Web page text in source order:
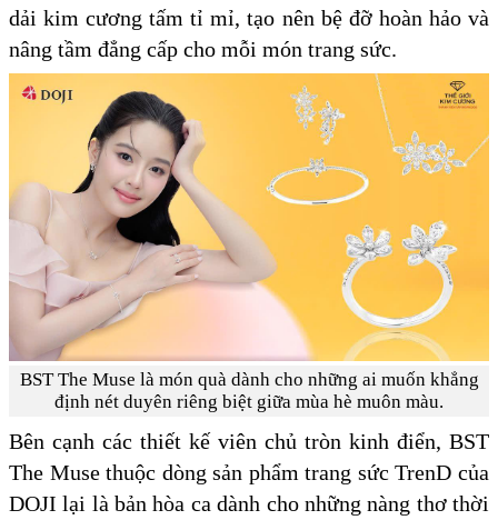
dải kim cương tấm tỉ mỉ, tạo nên bệ đỡ hoàn hảo và
nâng tầm đẳng cấp cho mỗi món trang sức.
BST The Muse là món quà dành cho những ai muốn khẳng
định nét duyên riêng biệt giữa mùa hè muôn màu.
Bên cạnh các thiết kế viên chủ tròn kinh điển, BST
The Muse thuộc dòng sản phẩm trang sức TrenD của
DOJI lại là bản hòa ca dành cho những nàng thơ thời